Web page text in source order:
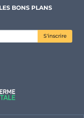
BONS PLANS
S'inscrire